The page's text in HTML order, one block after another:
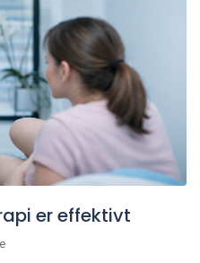
er effektivt